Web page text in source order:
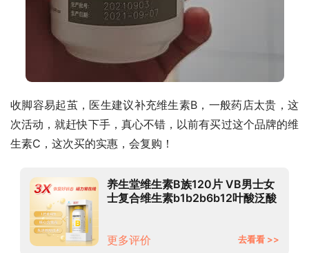
收脚容易起茧，医生建议补充维生素B，一般药店太贵，这
次活动，就赶快下手，真心不错，以前有买过这个品牌的维
生素C，这次买的实惠，会复购！
养生堂维生素B族120片 VB男士女
士复合维生素b1b2b6b12叶酸泛酸
更多评价 去看看 >>